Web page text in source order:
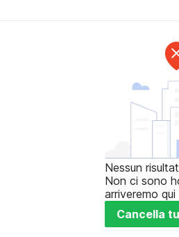
Nessun
Non ci sono
arriveremo
Cancella